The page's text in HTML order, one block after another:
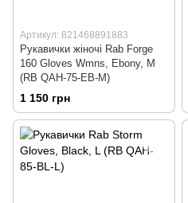
Артикул: 821468891883
Рукавички жіночі Rab Forge
160 Gloves Wmns, Ebony, M
(RB QAH-75-EB-M)
1 150 грн